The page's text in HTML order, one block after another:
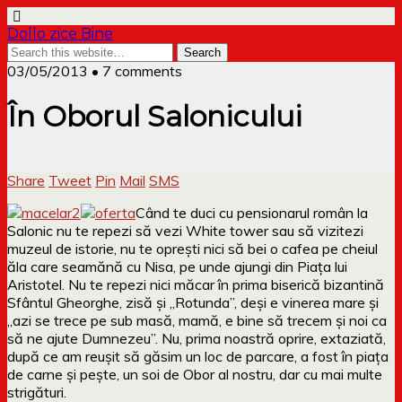
Dollo zice Bine
03/05/2013 • 7 comments
În Oborul Salonicului
Share Tweet Pin Mail SMS
Când te duci cu pensionarul român la
Salonic nu te repezi să vezi White tower sau să vizitezi
muzeul de istorie, nu te oprești nici să bei o cafea pe cheiul
ăla care seamănă cu Nisa, pe unde ajungi din Piața lui
Aristotel. Nu te repezi nici măcar în prima biserică bizantină
Sfântul Gheorghe, zisă și „Rotunda”, deși e vinerea mare și
„azi se trece pe sub masă, mamă, e bine să trecem și noi ca
să ne ajute Dumnezeu”. Nu, prima noastră oprire, extaziată,
după ce am reușit să găsim un loc de parcare, a fost în piața
de carne și pește, un soi de Obor al nostru, dar cu mai multe
strigături.